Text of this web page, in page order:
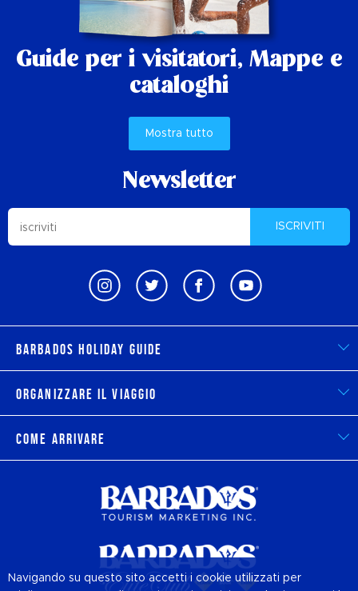
Guide per i visitatori, Mappe e
cataloghi
Mostra tutto
Newsletter
ISCRIVITI
Barbados Holiday Guide
Organizzare il viaggio
Come arrivare
Navigando su questo sito accetti i cookie utilizzati per